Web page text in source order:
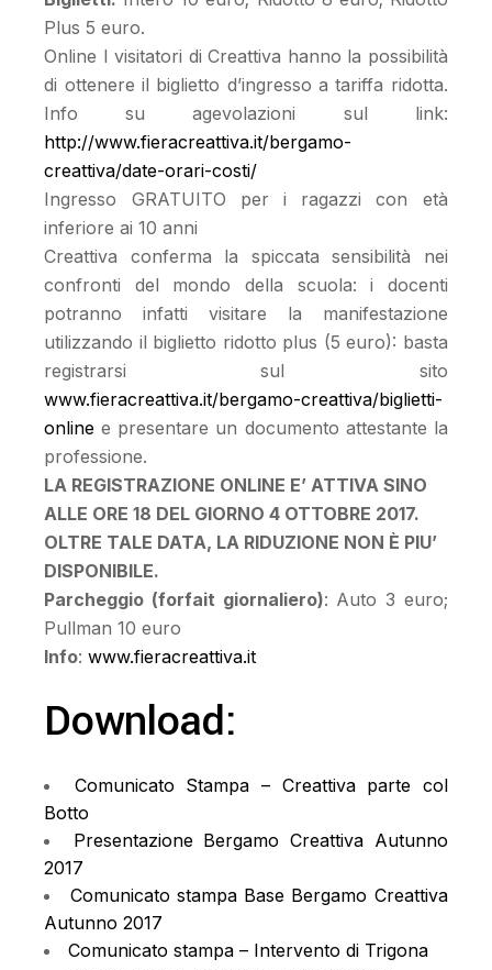
Plus 5 euro.
Online I visitatori di Creattiva hanno la possibilità
di ottenere il biglietto d’ingresso a tariffa ridotta.
Info su agevolazioni sul link:
http://www.fieracreattiva.it/bergamo-
creattiva/date-orari-costi/
Ingresso GRATUITO per i ragazzi con età
inferiore ai 10 anni
Creattiva conferma la spiccata sensibilità nei
confronti del mondo della scuola: i docenti
potranno infatti visitare la manifestazione
utilizzando il biglietto ridotto plus (5 euro): basta
registrarsi sul sito
www.fieracreattiva.it/bergamo-creattiva/biglietti-
online e presentare un documento attestante la
professione.
LA REGISTRAZIONE ONLINE E’ ATTIVA SINO
ALLE ORE 18 DEL GIORNO 4 OTTOBRE 2017.
OLTRE TALE DATA, LA RIDUZIONE NON È PIU’
DISPONIBILE.
Parcheggio (forfait giornaliero): Auto 3 euro;
Pullman 10 euro
Info:www.fieracreattiva.it
Download:
Comunicato Stampa – Creattiva parte col
Botto
Presentazione Bergamo Creattiva Autunno
2017
Comunicato stampa Base Bergamo Creattiva
Autunno 2017
Comunicato stampa – Intervento di Trigona